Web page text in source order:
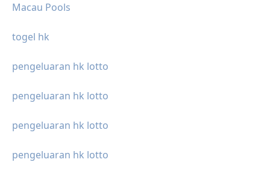
Macau Pools
togel hk
pengeluaran hk lotto
pengeluaran hk lotto
pengeluaran hk lotto
pengeluaran hk lotto